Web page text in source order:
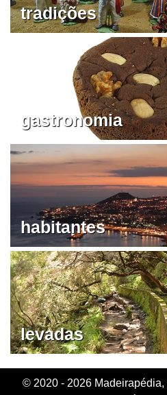
tradições
gastronomia
habitantes
levadas
© 2020 - 2026